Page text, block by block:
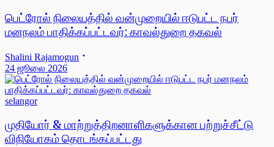
பெட்ரோல் நிலையத்தில் வன்முறையில் ஈடுபட்ட நபர்
மனநலம் பாதிக்கப்பட்டவர்: காவல்துறை தகவல்
Shalini Rajamogun
24 ஜூலை 2026
selangor
முதியோர் & மாற்றுத்திறனாளிகளுக்கான பற்றுச்சீட்டு
விநியோகம் தொடங்கப்பட்டது